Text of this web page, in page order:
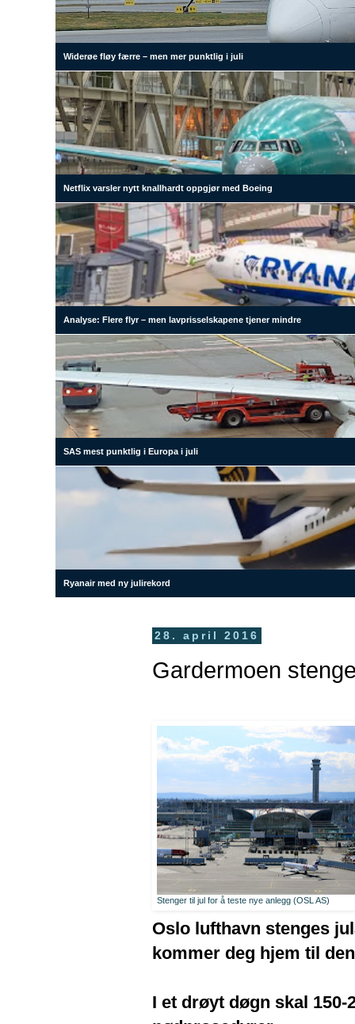
Widerøe fløy færre – men mer punktlig i juli
Netflix varsler nytt knallhardt oppgjør med Boeing
Analyse: Flere flyr – men lavprisselskapene tjener mindre
SAS mest punktlig i Europa i juli
Ryanair med ny julirekord
28. april 2016
Gardermoen
Stenger til jul for å teste nye anlegg (OSL AS)
Oslo lufthavn stenges
kommer deg hjem til
I et drøyt døgn skal